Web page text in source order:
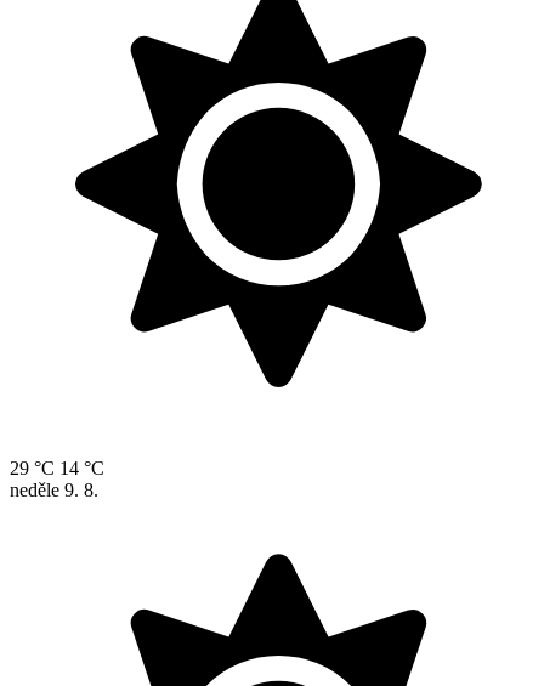
29 °C 14 °C
neděle 9. 8.